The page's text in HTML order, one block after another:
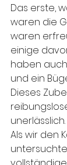
Das erste,
waren die
waren
einige
haben
und ein
Dieses
unerlässlich.
Als wir den